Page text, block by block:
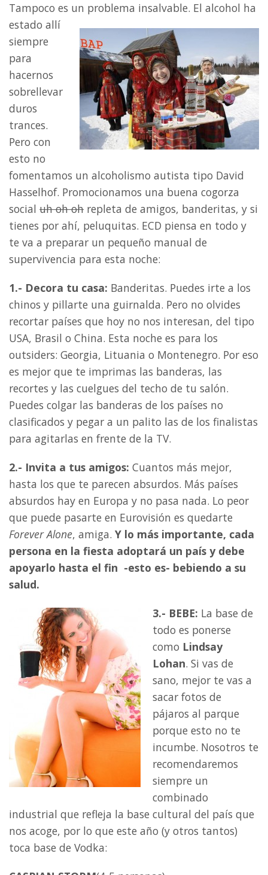
Tampoco es un problema insalvable. El alcohol ha
estado allí
siempre
para
hacernos
sobrellevar
duros
trances.
Pero con
esto no
fomentamos un alcoholismo autista tipo David
Hasselhof. Promocionamos una buena cogorza
social uh oh oh repleta de amigos, banderitas, y si
tienes por ahí, peluquitas. ECD piensa en todo y
te va a preparar un pequeño manual de
supervivencia para esta noche:
1.- Decora tu casa: Banderitas. Puedes irte a los
chinos y pillarte una guirnalda. Pero no olvides
recortar países que hoy no nos interesan, del tipo
USA, Brasil o China. Esta noche es para los
outsiders: Georgia, Lituania o Montenegro. Por eso
es mejor que te imprimas las banderas, las
recortes y las cuelgues del techo de tu salón.
Puedes colgar las banderas de los países no
clasificados y pegar a un palito las de los finalistas
para agitarlas en frente de la TV.
2.- Invita a tus amigos: Cuantos más mejor,
hasta los que te parecen absurdos. Más países
absurdos hay en Europa y no pasa nada. Lo peor
que puede pasarte en Eurovisión es quedarte
Forever Alone, amiga. Y lo más importante, cada
persona en la fiesta adoptará un país y debe
apoyarlo hasta el fin -esto es- bebiendo a su
salud.
3.- BEBE: La base de
todo es ponerse
como Lindsay
Lohan. Si vas de
sano, mejor te vas a
sacar fotos de
pájaros al parque
porque esto no te
incumbe. Nosotros te
recomendaremos
siempre un
combinado
industrial que refleja la base cultural del país que
nos acoge, por lo que este año (y otros tantos)
toca base de Vodka: